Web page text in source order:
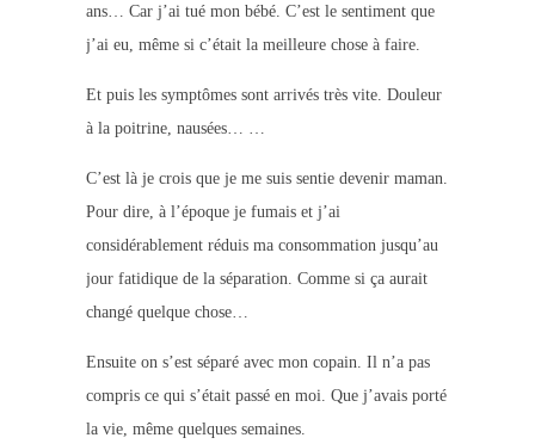
ans… Car j’ai tué mon bébé. C’est le sentiment que
j’ai eu, même si c’était la meilleure chose à faire.
Et puis les symptômes sont arrivés très vite. Douleur
à la poitrine, nausées… …
C’est là je crois que je me suis sentie devenir maman.
Pour dire, à l’époque je fumais et j’ai
considérablement réduis ma consommation jusqu’au
jour fatidique de la séparation. Comme si ça aurait
changé quelque chose…
Ensuite on s’est séparé avec mon copain. Il n’a pas
compris ce qui s’était passé en moi. Que j’avais porté
la vie, même quelques semaines.